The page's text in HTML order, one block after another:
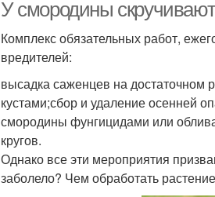
У смородины
Комплекс обязательных работ,
вредителей:
высадка саженцев на достаточном
кустами;сбор и удаление осенней
смородины фунгицидами или
кругов.
Однако все эти мероприятия
заболело? Чем обработать